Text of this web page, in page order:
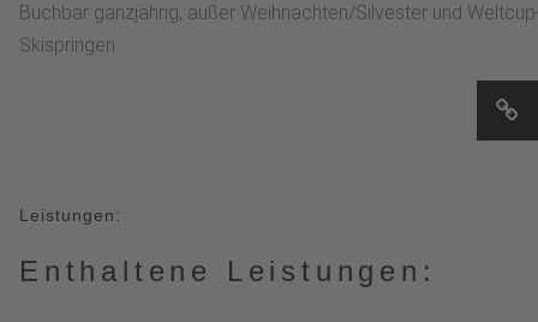
Buchbar ganzjährig, außer Weihnachten/Silvester und
Skispringen.
Leistungen:
Enthaltene Leistungen: